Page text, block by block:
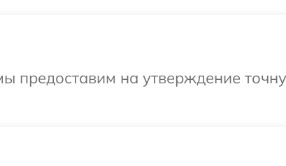
предоставим на утверждение